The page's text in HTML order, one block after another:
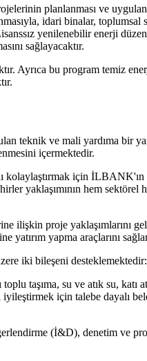
planlanması ve
idari binalar,
yenilenebilir enerji
sağlayacaktır.
Ayrıca bu program temiz
teknik ve mali yardıma bir
içermektedir.
için
yaklaşımının hem
ilişkin proje yaklaşımlarını
yapma araçlarını
iki bileşeni desteklemektedir:
taşıma, su ve atık su,
için talebe dayalı
(İ&D), denetim ve